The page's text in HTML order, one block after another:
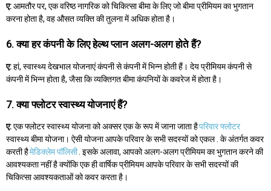
ए:आमतौर पर, एक वरिष्ठ नागरिक को चिकित्सा बीमा के लिए जो बीमा प्रीमियम का भुगतान
करना होता है, वह औसत व्यक्ति की तुलना में अधिक होता है।
6. क्या हर कंपनी के लिए हेल्थ प्लान अलग-अलग होते हैं?
ए:हां, स्वास्थ्य देखभाल योजनाएं कंपनी से कंपनी में भिन्न होती हैं। देय प्रीमियम कंपनी से
कंपनी में भिन्न होता है, जैसा कि व्यक्तिगत बीमा कंपनियों के कवरेज में होता है।
7. क्या फ्लोटर स्वास्थ्य योजनाएं हैं?
ए:एक फ्लोटर स्वास्थ्य योजना को अक्सर एक के रूप में जाना जाता हैपरिवार फ्लोटर
स्वास्थ्य बीमा योजना। ऐसी योजना आपके परिवार के सभी सदस्यों को एकल . के अंतर्गत कवर
करती हैमेडिक्लेम पॉलिसी. इसके अलावा, आपको अलग-अलग प्रीमियम का भुगतान करने की
आवश्यकता नहीं है क्योंकि एक ही वार्षिक प्रीमियम आपके परिवार के सभी सदस्यों की
चिकित्सा आवश्यकताओं को कवर करता है।